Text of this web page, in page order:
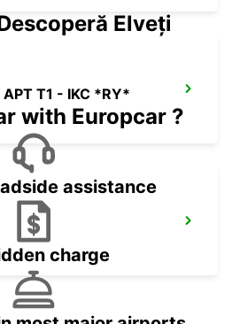
T1 - IKC *RY*
Elveția
with Europcar ?
assistance
charge